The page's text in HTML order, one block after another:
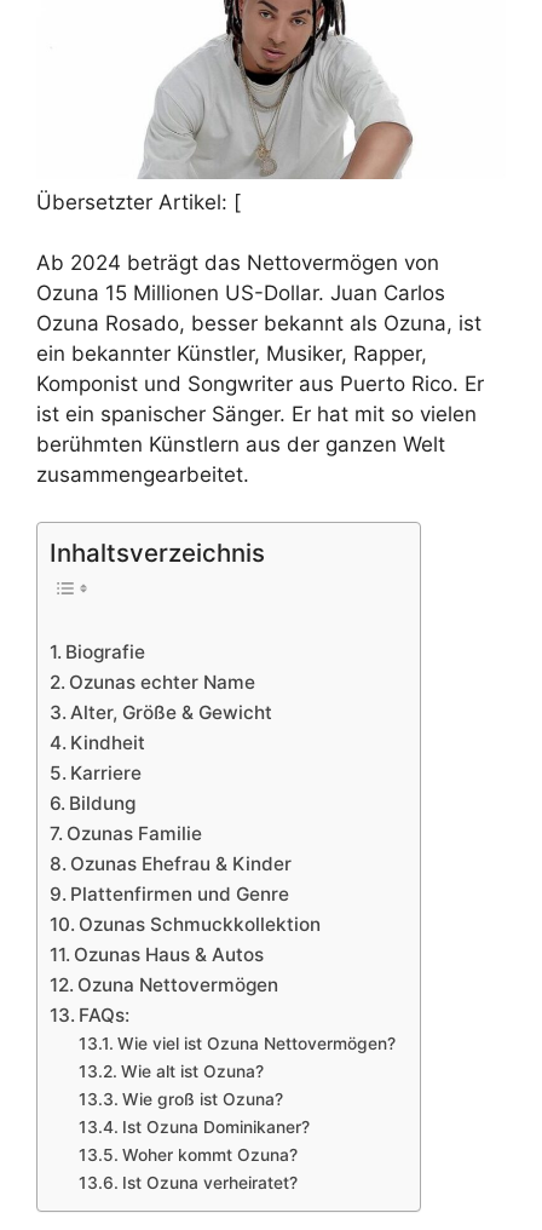
Übersetzter Artikel: [
Ab 2024 beträgt das Nettovermögen von
Ozuna 15 Millionen US-Dollar. Juan Carlos
Ozuna Rosado, besser bekannt als Ozuna, ist
ein bekannter Künstler, Musiker, Rapper,
Komponist und Songwriter aus Puerto Rico. Er
ist ein spanischer Sänger. Er hat mit so vielen
berühmten Künstlern aus der ganzen Welt
zusammengearbeitet.
Inhaltsverzeichnis
Biografie
Ozunas echter Name
Alter, Größe & Gewicht
Kindheit
Karriere
Bildung
Ozunas Familie
Ozunas Ehefrau & Kinder
Plattenfirmen und Genre
Ozunas Schmuckkollektion
Ozunas Haus & Autos
Ozuna Nettovermögen
FAQs:
Wie viel ist Ozuna Nettovermögen?
Wie alt ist Ozuna?
Wie groß ist Ozuna?
Ist Ozuna Dominikaner?
Woher kommt Ozuna?
Ist Ozuna verheiratet?